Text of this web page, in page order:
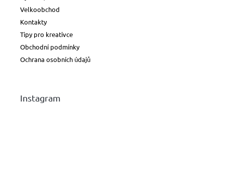
Velkoobchod
Kontakty
Tipy pro kreativce
Obchodní podmínky
Ochrana osobních údajů
Instagram